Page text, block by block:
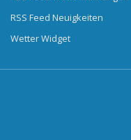
RSS Feed Neuigkeiten
Wetter Widget